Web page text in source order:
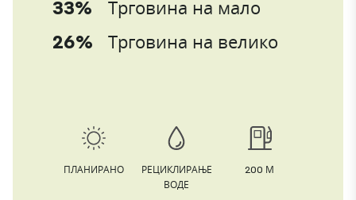
33%
Трговина на мало
26%
Трговина на велико
ПЛАНИРАНО
РЕЦИКЛИРАЊЕ
ВОДЕ
200 М